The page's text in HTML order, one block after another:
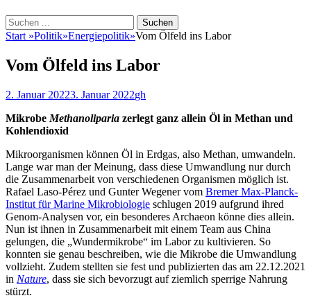
Suchen
Suchen
nach:
Start »Politik»Energiepolitik»Vom Ölfeld ins Labor
Vom Ölfeld ins Labor
Veröffentlicht
2. Januar 20223. Januar 2022Autor
gh
Mikrobe Methanoliparia zerlegt ganz allein Öl in Methan und
Kohlendioxid
Mikroorganismen können Öl in Erdgas, also Methan, umwandeln.
Lange war man der Meinung, dass diese Umwandlung nur durch
die Zusammenarbeit von verschiedenen Organismen möglich ist.
Rafael Laso-Pérez und Gunter Wegener vom Bremer Max-Planck-
Institut für Marine Mikrobiologie schlugen 2019 aufgrund ihred
Genom-Analysen vor, ein besonderes Archaeon könne dies allein.
Nun ist ihnen in Zusammenarbeit mit einem Team aus China
gelungen, die „Wundermikrobe“ im Labor zu kultivieren. So
konnten sie genau beschreiben, wie die Mikrobe die Umwandlung
vollzieht. Zudem stellten sie fest und publizierten das am 22.12.2021
in Nature, dass sie sich bevorzugt auf ziemlich sperrige Nahrung
stürzt.